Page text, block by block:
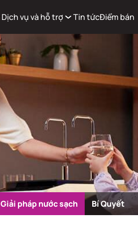
Dịch vụ và hỗ trợ Tin tứcĐiểm bán
Giải pháp nước sạch Bí Quyết